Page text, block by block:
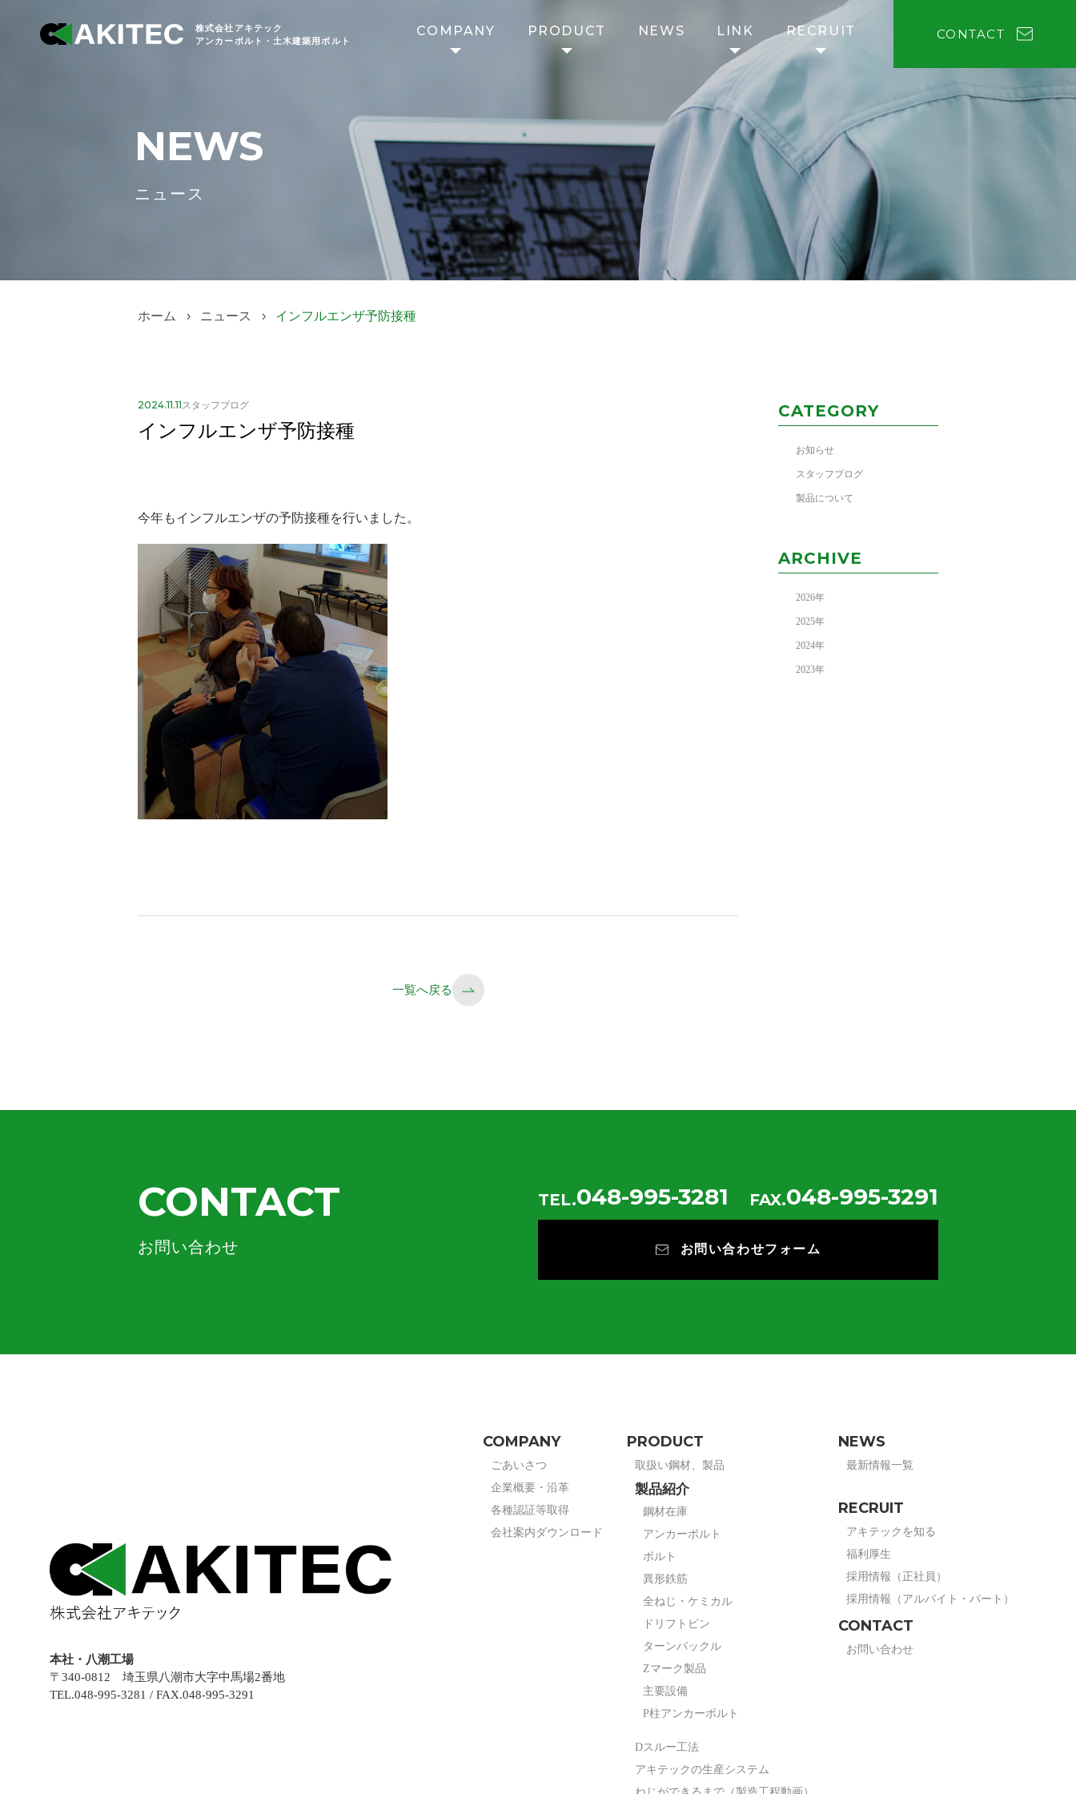
株式会社アキテック
アンカーボルト・土木建築用ボルト
COMPANY PRODUCT NEWS LINK RECRUIT CONTACT
NEWS
ニュース
ホーム ニュース インフルエンザ予防接種
2024.11.11スタッフブログ
インフルエンザ予防接種
今年もインフルエンザの予防接種を行いました。
一覧へ戻る
CATEGORY
お知らせ
スタッフブログ
製品について
ARCHIVE
2026年
2025年
2024年
2023年
CONTACT
お問い合わせ
TEL.048-995-3281 FAX.048-995-3291
お問い合わせフォーム
本社・八潮工場
〒340-0812 埼玉県八潮市大字中馬場2番地
TEL.048-995-3281 / FAX.048-995-3291
COMPANY
ごあいさつ
企業概要・沿革
各種認証等取得
会社案内ダウンロード
PRODUCT
取扱い鋼材、製品
製品紹介
鋼材在庫
アンカーボルト
ボルト
異形鉄筋
全ねじ・ケミカル
ドリフトピン
ターンバックル
Zマーク製品
主要設備
P柱アンカーボルト
Dスルー工法
アキテックの生産システム
NEWS
最新情報一覧
RECRUIT
アキテックを知る
福利厚生
採用情報（正社員）
採用情報（アルバイト・パート）
CONTACT
お問い合わせ